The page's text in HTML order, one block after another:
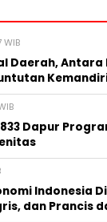
Daerah, Antara
Dapur
Indonesia
dan Prancis